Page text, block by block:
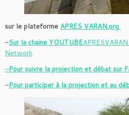
sur le plateforme APRES VARAN.org
–Sur la chaine YOUTUBE
Network
–Pour suivre la projection et débat sur
–Pour participer à la projection et au